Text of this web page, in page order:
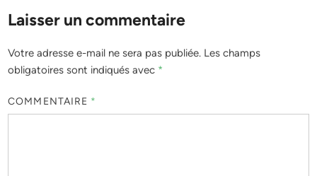
Laisser un commentaire
Votre adresse e-mail ne sera pas publiée. Les champs
obligatoires sont indiqués avec *
COMMENTAIRE *